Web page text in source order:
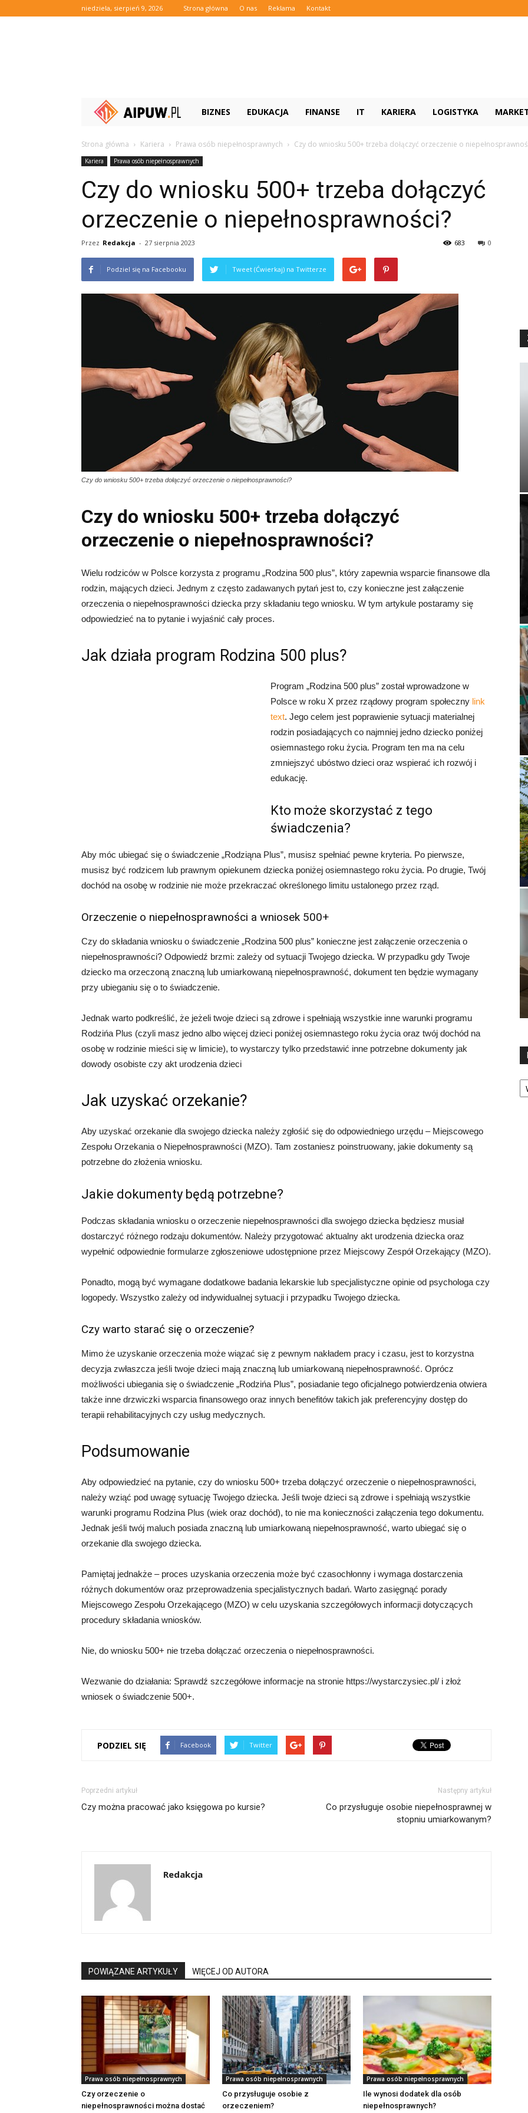
niedziela, sierpień 9, 2026 Strona główna O nas Reklama Kontakt
Aipuw.pl
BIZNES EDUKACJA FINANSE IT KARIERA LOGISTYKA
Strona główna Kariera Prawa osób niepełnosprawnych Czy do wniosku 500+ trzeba dołączyć orzeczenie o
Kariera Prawa osób niepełnosprawnych
Czy do wniosku 500+ trzeba dołączyć
orzeczenie o niepełnosprawności?
Przez Redakcja - 27 sierpnia 2023 0
683
Podziel się na Facebooku Tweet (Ćwierkaj) na Twitterze
Czy do wniosku 500+ trzeba dołączyć orzeczenie o niepełnosprawności?
Czy do wniosku 500+ trzeba dołączyć
orzeczenie o niepełnosprawności?
Wielu rodziców w Polsce korzysta z programu „Rodzina 500 plus”, który zapewnia wsparcie finansowe dla
rodzin, mających dzieci. Jednym z często zadawanych pytań jest to, czy konieczne jest załączenie
orzeczenia o niepełnosprawności dziecka przy składaniu tego wniosku. W tym artykule postaramy się
odpowiedzieć na to pytanie i wyjaśnić cały proces.
Jak działa program Rodzina 500 plus?
Program „Rodzina 500 plus” został wprowadzone w
Polsce w roku X przez rządowy program społeczny link
text. Jego celem jest poprawienie sytuacji materialnej
rodzin posiadających co najmniej jedno dziecko poniżej
osiemnastego roku życia. Program ten ma na celu
zmniejszyć ubóstwo dzieci oraz wspierać ich rozwój i
edukację.
Kto może skorzystać z tego
świadczenia?
Aby móc ubiegać się o świadczenie „Rodziąna Plus”, musisz spełniać pewne kryteria. Po pierwsze,
musisz być rodzicem lub prawnym opiekunem dziecka poniżej osiemnastego roku życia. Po drugie, Twój
dochód na osobę w rodzinie nie może przekraczać określonego limitu ustalonego przez rząd.
Orzeczenie o niepełnosprawności a wniosek 500+
Czy do składania wniosku o świadczenie „Rodzina 500 plus” konieczne jest załączenie orzeczenia o
niepełnosprawności? Odpowiedź brzmi: zależy od sytuacji Twojego dziecka. W przypadku gdy Twoje
dziecko ma orzeczoną znaczną lub umiarkowaną niepełnosprawność, dokument ten będzie wymagany
przy ubieganiu się o to świadczenie.
Jednak warto podkreślić, że jeżeli twoje dzieci są zdrowe i spełniają wszystkie inne warunki programu
Rodzińa Plus (czyli masz jedno albo więcej dzieci poniżej osiemnastego roku życia oraz twój dochód na
osobę w rodzinie mieści się w limicie), to wystarczy tylko przedstawić inne potrzebne dokumenty jak
dowody osobiste czy akt urodzenia dzieci
Jak uzyskać orzekanie?
Aby uzyskać orzekanie dla swojego dziecka należy zgłośić się do odpowiedniego urzędu – Miejscowego
Zespołu Orzekania o Niepełnosprawności (MZO). Tam zostaniesz poinstruowany, jakie dokumenty są
potrzebne do złożenia wniosku.
Jakie dokumenty będą potrzebne?
Podczas składania wniosku o orzeczenie niepełnosprawności dla swojego dziecka będziesz musiał
dostarczyć różnego rodzaju dokumentów. Należy przygotować aktualny akt urodzenia dziecka oraz
wypełnić odpowiednie formularze zgłoszeniowe udostępnione przez Miejscowy Zespół Orzekający (MZO).
Ponadto, mogą być wymagane dodatkowe badania lekarskie lub specjalistyczne opinie od psychologa czy
logopedy. Wszystko zależy od indywidualnej sytuacji i przypadku Twojego dziecka.
Czy warto starać się o orzeczenie?
Mimo że uzyskanie orzeczenia może wiązać się z pewnym nakładem pracy i czasu, jest to korzystna
decyzja zwłaszcza jeśli twoje dzieci mają znaczną lub umiarkowaną niepełnosprawność. Oprócz
możliwości ubiegania się o świadczenie „Rodzińa Plus”, posiadanie tego oficjalnego potwierdzenia otwiera
także inne drzwiczki wsparcia finansowego oraz innych benefitów takich jak preferencyjny dostęp do
terapii rehabilitacyjnych czy usług medycznych.
Podsumowanie
Aby odpowiedzieć na pytanie, czy do wniosku 500+ trzeba dołączyć orzeczenie o niepełnosprawności,
należy wziąć pod uwagę sytuację Twojego dziecka. Jeśli twoje dzieci są zdrowe i spełniają wszystkie
warunki programu Rodzina Plus (wiek oraz dochód), to nie ma konieczności załączenia tego dokumentu.
Jednak jeśli twój maluch posiada znaczną lub umiarkowaną niepełnosprawność, warto ubiegać się o
orzekanie dla swojego dziecka.
Pamiętaj jednakże – proces uzyskania orzeczenia może być czasochłonny i wymaga dostarczenia
różnych dokumentów oraz przeprowadzenia specjalistycznych badań. Warto zasięgnąć porady
Miejscowego Zespołu Orzekającego (MZO) w celu uzyskania szczegółowych informacji dotyczących
procedury składania wniosków.
Nie, do wniosku 500+ nie trzeba dołączać orzeczenia o niepełnosprawności.
Wezwanie do działania: Sprawdź szczegółowe informacje na stronie https://wystarczysiec.pl/ i złoż
wniosek o świadczenie 500+.
PODZIEL SIĘ Facebook Twitter
Poprzedni artykuł
Czy można pracować jako księgowa po kursie?
Następny artykuł
Co przysługuje osobie niepełnosprawnej w
stopniu umiarkowanym?
Redakcja
POWIĄZANE ARTYKUŁY WIĘCEJ OD AUTORA
Prawa osób niepełnosprawnych
Czy orzeczenie o
niepełnosprawności można dostać
Prawa osób niepełnosprawnych
Co przysługuje osobie z
orzeczeniem?
Prawa osób niepełnosprawnych
Ile wynosi dodatek dla osób
niepełnosprawnych?